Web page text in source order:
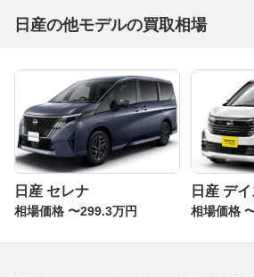
日産の他モデルの買取相場
日産 セレナ
相場価格 〜299.3万円
日産 デ
相場価格